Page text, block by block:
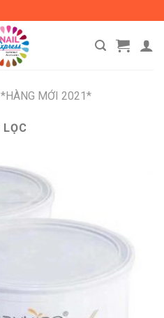
*HÀNG MỚI 2021*
LỌC